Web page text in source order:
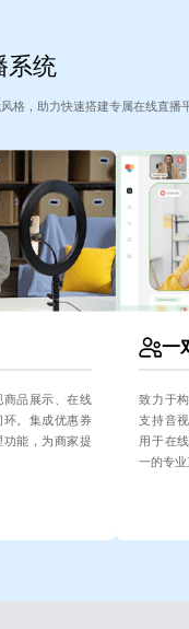
系统
格，助力快速搭建专属在线直播
品展示、在线
。集成优惠券
能，为商家提
一
致力于
支持音
用于在
一的专业